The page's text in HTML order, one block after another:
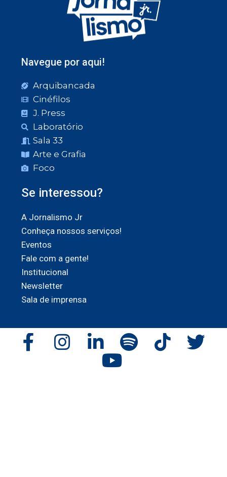
Navegue por aqui!
Arquibancada
Cinéfilos
J. Press
Laboratório
Sala 33
Arte e Grafia
Foco
Se interessou?
A Jornalismo Jr
Conheça nossos serviços!
Eventos
Fale com a gente!
Institucional
Newsletter
Sala de imprensa